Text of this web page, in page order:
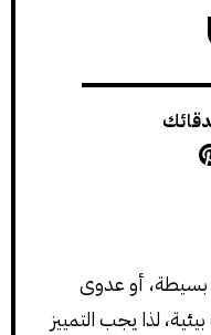
أو عدوى
لذا يجب التمييز